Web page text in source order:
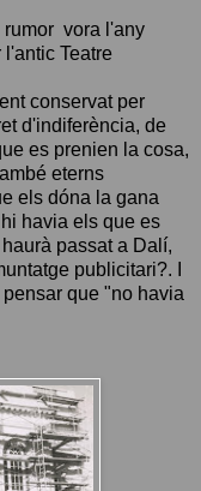
rumor vora l'any
Teatre
conservat per
d'indiferència, de
es prenien la cosa,
eterns
els dóna la gana
havia els que es
passat a Dalí,
publicitari?. I
que "no havia